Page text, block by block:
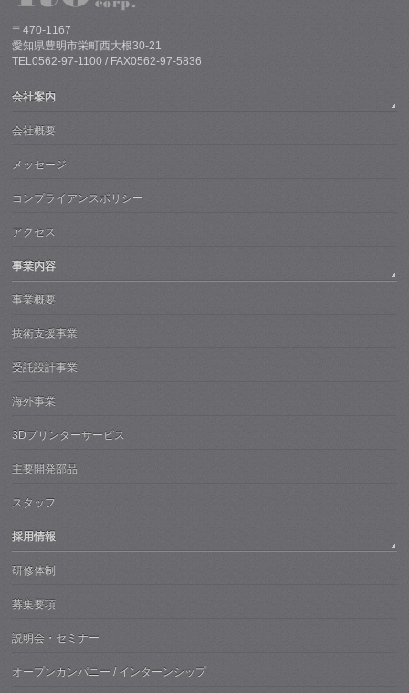
〒470-1167
愛知県豊明市栄町西大根30-21
TEL0562-97-1100 / FAX0562-97-5836
会社案内
会社概要
メッセージ
コンプライアンスポリシー
アクセス
事業内容
事業概要
技術支援事業
受託設計事業
海外事業
3Dプリンターサービス
主要開発部品
スタッフ
採用情報
研修体制
募集要項
説明会・セミナー
オープンカンパニー / インターンシップ